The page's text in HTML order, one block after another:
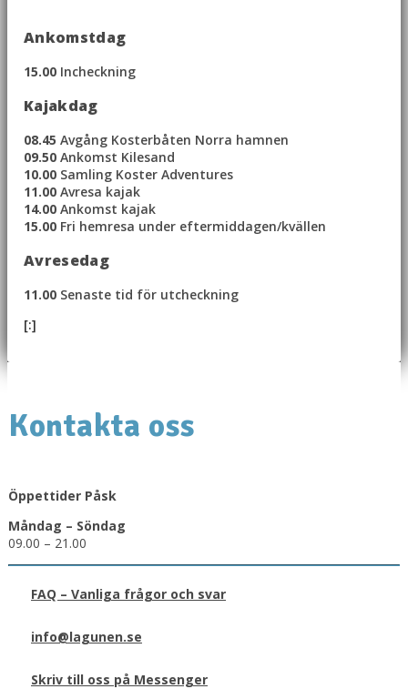
Ankomstdag
15.00 Incheckning
Kajakdag
08.45 Avgång Kosterbåten Norra hamnen
09.50 Ankomst Kilesand
10.00 Samling Koster Adventures
11.00 Avresa kajak
14.00 Ankomst kajak
15.00 Fri hemresa under eftermiddagen/kvällen
Avresedag
11.00 Senaste tid för utcheckning
[:]
Kontakta oss
Öppettider Påsk
Måndag – Söndag
09.00 – 21.00
FAQ – Vanliga frågor och svar
info@lagunen.se
Skriv till oss på Messenger